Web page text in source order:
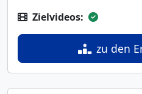
Zielvideos:
zu den